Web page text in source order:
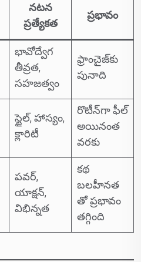
నటన
ప్రత్యేకత
ప్రభావం
భావోద్వేగ
తీవ్రత,
సహజత్వం
ఫ్రాంచైజ్‌కు
పునాది
స్టైల్, హాస్యం,
క్లారిటీ
రొటీన్‌గా ఫీల్
అయినంత
వరకు
పవర్,
యాక్షన్,
విభిన్నత
కథ
బలహీనత
తో ప్రభావం
తగ్గింది